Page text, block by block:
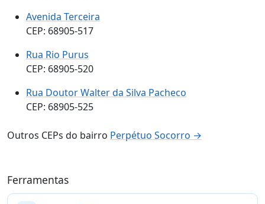
Avenida Terceira
CEP: 68905-517
Rua Rio Purus
CEP: 68905-520
Rua Doutor Walter da Silva Pacheco
CEP: 68905-525
Outros CEPs do bairro Perpétuo Socorro →
Ferramentas